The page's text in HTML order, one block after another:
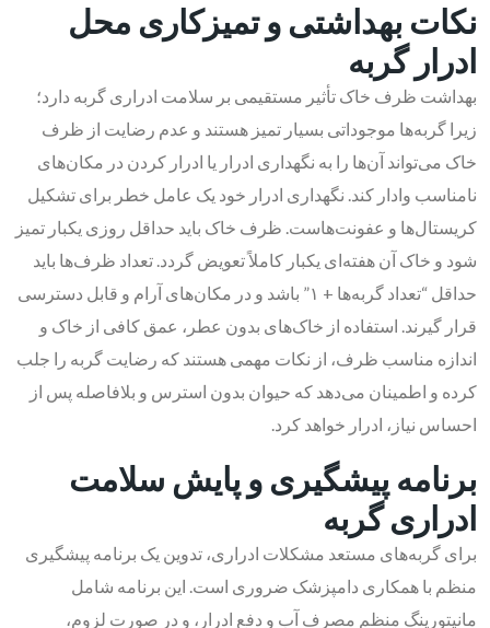
نکات بهداشتی و تمیزکاری محل
ادرار گربه
بهداشت ظرف خاک تأثیر مستقیمی بر سلامت ادراری گربه دارد؛
زیرا گربه‌ها موجوداتی بسیار تمیز هستند و عدم رضایت از ظرف
خاک می‌تواند آن‌ها را به نگهداری ادرار یا ادرار کردن در مکان‌های
نامناسب وادار کند. نگهداری ادرار خود یک عامل خطر برای تشکیل
کریستال‌ها و عفونت‌هاست. ظرف خاک باید حداقل روزی یکبار تمیز
شود و خاک آن هفته‌ای یکبار کاملاً تعویض گردد. تعداد ظرف‌ها باید
حداقل “تعداد گربه‌ها + ۱” باشد و در مکان‌های آرام و قابل دسترسی
قرار گیرند. استفاده از خاک‌های بدون عطر، عمق کافی از خاک و
اندازه مناسب ظرف، از نکات مهمی هستند که رضایت گربه را جلب
کرده و اطمینان می‌دهد که حیوان بدون استرس و بلافاصله پس از
احساس نیاز، ادرار خواهد کرد.
برنامه پیشگیری و پایش سلامت
ادراری گربه
برای گربه‌های مستعد مشکلات ادراری، تدوین یک برنامه پیشگیری
منظم با همکاری دامپزشک ضروری است. این برنامه شامل
مانیتورینگ منظم مصرف آب و دفع ادرار، و در صورت لزوم،